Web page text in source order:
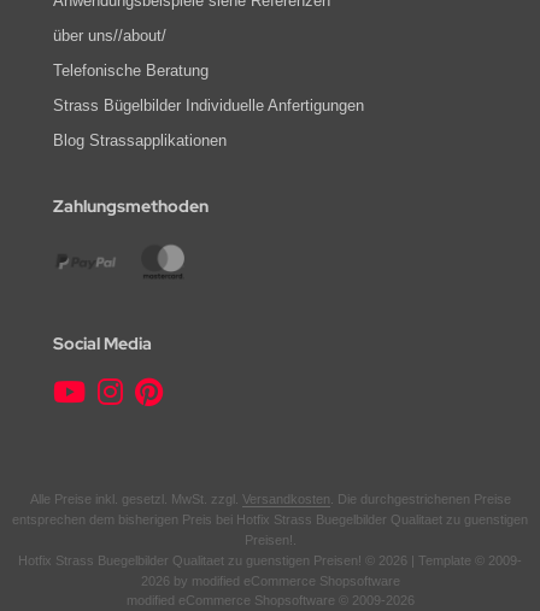
über uns//about/
Telefonische Beratung
Strass Bügelbilder Individuelle Anfertigungen
Blog Strassapplikationen
Zahlungsmethoden
Social Media
Alle Preise inkl. gesetzl. MwSt. zzgl. Versandkosten . Die durchgestrichenen Preise
entsprechen dem bisherigen Preis bei Hotfix Strass Buegelbilder Qualitaet zu guenstigen
Preisen!.
Hotfix Strass Buegelbilder Qualitaet zu guenstigen Preisen! © 2026 | Template © 2009-
2026 by modified eCommerce Shopsoftware
modified eCommerce Shopsoftware © 2009-2026